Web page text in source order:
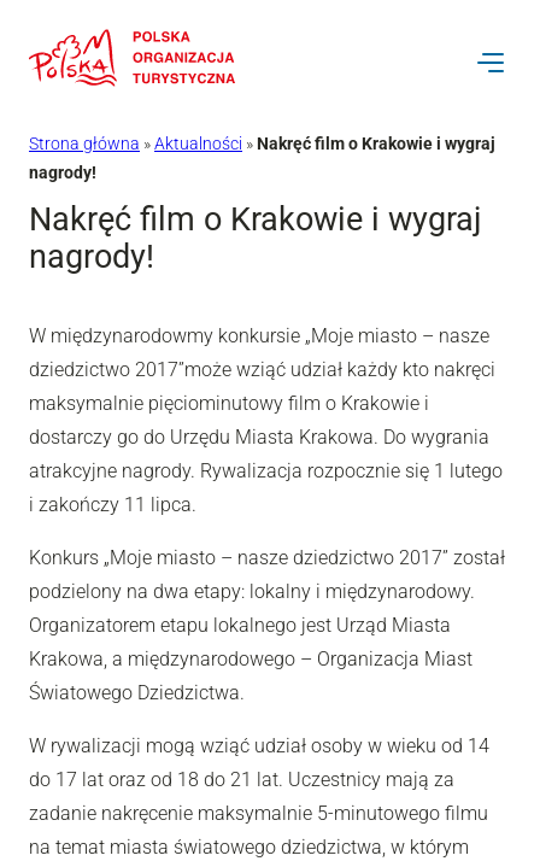
do
Strona główna »Aktualności »Nakręć film o Krakowie i wygraj
nagrody!
Nakręć film o Krakowie i wygraj
nagrody!
W międzynarodowmy konkursie „Moje miasto – nasze
dziedzictwo 2017”może wziąć udział każdy kto nakręci
maksymalnie pięciominutowy film o Krakowie i
dostarczy go do Urzędu Miasta Krakowa. Do wygrania
atrakcyjne nagrody. Rywalizacja rozpocznie się 1 lutego
i zakończy 11 lipca.
Konkurs „Moje miasto – nasze dziedzictwo 2017” został
podzielony na dwa etapy: lokalny i międzynarodowy.
Organizatorem etapu lokalnego jest Urząd Miasta
Krakowa, a międzynarodowego – Organizacja Miast
Światowego Dziedzictwa.
W rywalizacji mogą wziąć udział osoby w wieku od 14
do 17 lat oraz od 18 do 21 lat. Uczestnicy mają za
zadanie nakręcenie maksymalnie 5-minutowego filmu
na temat miasta światowego dziedzictwa, w którym